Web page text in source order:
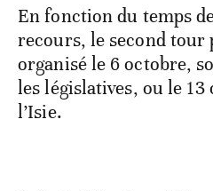
En fonction du temps
recours, le second
organisé le 6 octobre,
les législatives, ou le
l’Isie.